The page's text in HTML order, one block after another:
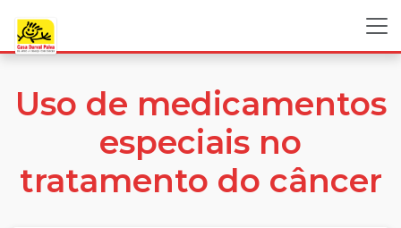
Uso de medicamentos
especiais no
tratamento do câncer